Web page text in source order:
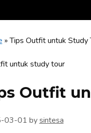
»Tips Outfit untuk Study
Outfit
03-01 bysintesa